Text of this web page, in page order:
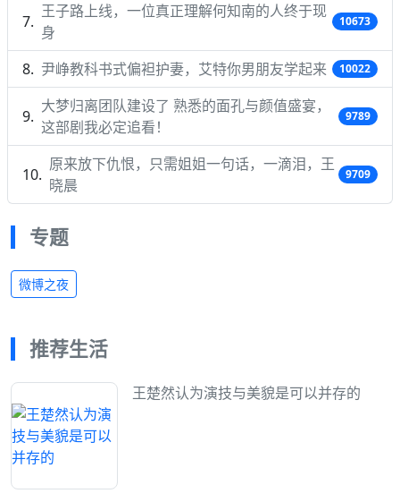
王子路上线，一位真正理解何知南的人终于现
身
10673
尹峥教科书式偏袒护妻，艾特你男朋友学起来 10022
大梦归离团队建设了 熟悉的面孔与颜值盛宴，
这部剧我必定追看！
9789
原来放下仇恨，只需姐姐一句话，一滴泪，王
晓晨
9709
专题
微博之夜
推荐生活
王楚然认为演技与美貌是可以并存的